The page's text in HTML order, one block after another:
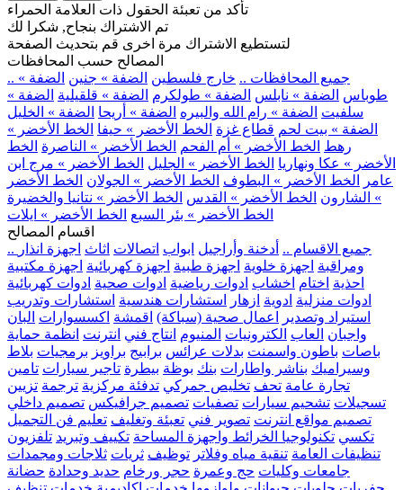
تأكد من تعبئة الحقول ذات العلامة الحمراء
تم الاشتراك بنجاح, شكرا لك
لتستطيع الاشتراك مرة اخرى قم بتحديث الصفحة
المصالح حسب المحافظات
.. جميع المحافظات .. خارج فلسطين الضفة » جنين الضفة »
طوباس الضفة » نابلس الضفة » طولكرم الضفة » قلقيلية الضفة »
سلفيت الضفة » رام الله والبيره الضفة » أريحا الضفة » الخليل
الضفة » بيت لحم قطاع غزة الخط الأخضر » حيفا الخط الأخضر »
رهط الخط الأخضر » أم الفحم الخط الأخضر » الناصرة الخط
الأخضر » عكا ونهاريا الخط الأخضر » الجليل الخط الأخضر » مرج ابن
عامر
الخط الأخضر » البطوف الخط الأخضر » الجولان الخط الأخضر
» الشارون الخط الأخضر » القدس الخط الأخضر » نتانيا والخضيرة
الخط الأخضر » بئر السبع الخط الأخضر » ايلات
اقسام المصالح
.. جميع الاقسام .. أدخنة وأراجيل ابواب اتصالات اثاث اجهزة انذار
ومراقبة اجهزة خلوية اجهزة طبية اجهزة كهربائية اجهزة مكتبية
احذية اختام اخشاب ادوات رياضية ادوات صحية ادوات كهربائية
ادوات منزلية ادوية ازهار استشارات هندسية استشارات وتدريب
استيراد وتصدير
اعمال صحية (سباكة) اقمشة اكسسوارات البان
واجبان العاب الكترونيات المنيوم انتاج فني انترنت انظمة حماية
باصات باطون واسمنت بدلات عرائس برابيج براويز برمجيات بلاط
وسيراميك بناشر واطارات بنك بوظة بيطرة تاجير سيارات تامين
تجارة عامة تحف تخليص جمركي تدفئة مركزية ترجمة تزيين
تسجيلات تشحيم سيارات تصفيات تصميم جرافيكس تصميم داخلي
تصميم مواقع انترنت تصوير فني تعبئة وتغليف تعليم فن التجميل
تكسي تكنولوجيا الخرائط واجهزة المساحة تكييف وتبريد تلفزيون
تنظيفات العامة تنقية مياه وفلاتر توظيف ثريات ثلاجات ومجمدات
جامعات وكليات حج وعمرة حجر ورخام حديد وحدادة حضانة